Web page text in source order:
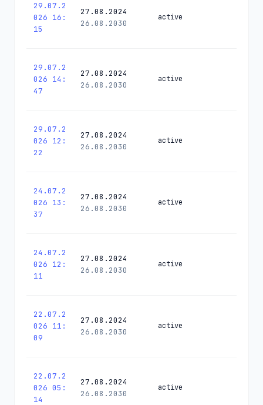
29.07.2
026 16:
15
27.08.2024
26.08.2030
active
29.07.2
026 14:
47
27.08.2024
26.08.2030
active
29.07.2
026 12:
22
27.08.2024
26.08.2030
active
24.07.2
026 13:
37
27.08.2024
26.08.2030
active
24.07.2
026 12:
11
27.08.2024
26.08.2030
active
22.07.2
026 11:
09
27.08.2024
26.08.2030
active
22.07.2
026 05:
14
27.08.2024
26.08.2030
active